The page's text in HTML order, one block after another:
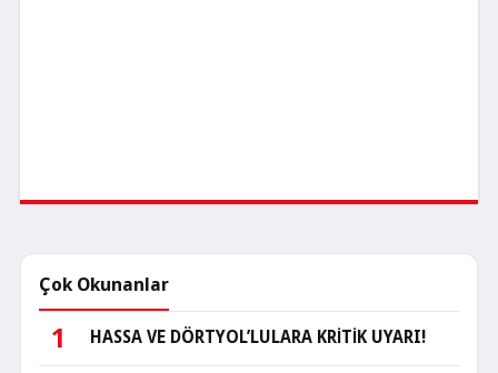
Çok Okunanlar
1 HASSA VE DÖRTYOL’LULARA KRİTİK UYARI!